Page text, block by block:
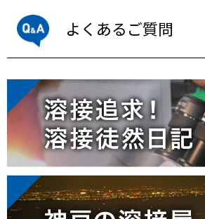
よくあるご質問